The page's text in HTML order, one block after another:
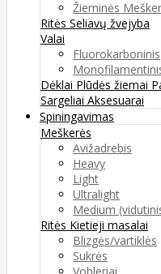
Žieminės
Ritės Seliavų žvejyba
Valai
Fluorokarboninis
Dėklai Plūdės žiemai
Sargeliai Aksesuarai
Spiningavimas
Meškerės
Avižadrebis
Heavy
Light
Ultralight
Medium
Ritės Kietieji masalai
Blizgės/vartiklės
Sukrės
Vobleriai